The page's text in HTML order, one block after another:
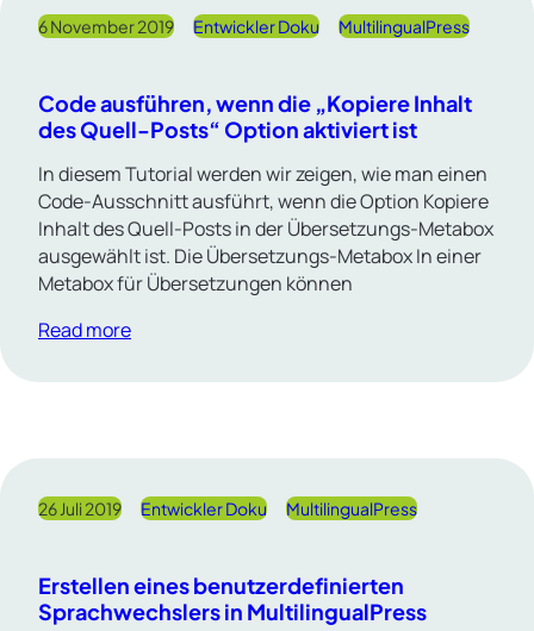
6 November 2019 Entwickler Doku MultilingualPress
Code ausführen, wenn die „Kopiere Inhalt
des Quell-Posts“ Option aktiviert ist
In diesem Tutorial werden wir zeigen, wie man einen
Code-Ausschnitt ausführt, wenn die Option Kopiere
Inhalt des Quell-Posts in der Übersetzungs-Metabox
ausgewählt ist. Die Übersetzungs-Metabox In einer
Metabox für Übersetzungen können
Read more
26 Juli 2019 Entwickler Doku MultilingualPress
Erstellen eines benutzerdefinierten
Sprachwechslers in MultilingualPress